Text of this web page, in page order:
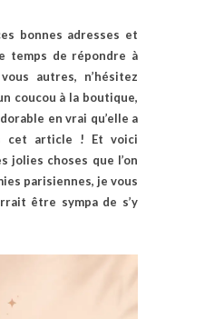
bonnes adresses et
temps de répondre à
autres, n’hésitez
coucou à la boutique,
en vrai qu’elle a
cet article ! Et voici
jolies choses que l’on
parisiennes, je vous
être sympa de s’y